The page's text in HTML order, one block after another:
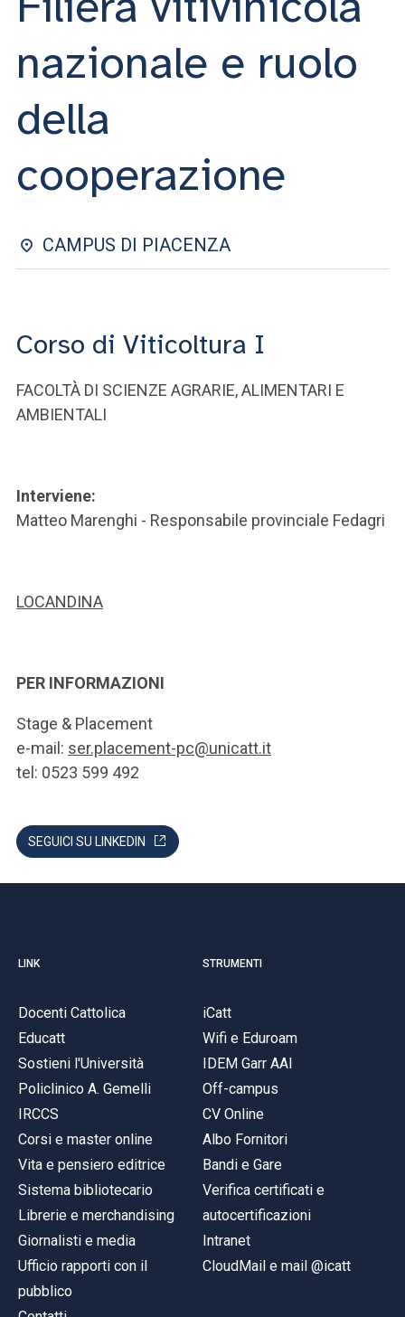
SEI UN DOCENTE O UN MEMBRO DELLO STAFF
nazionale e ruolo
della
cooperazione
CAMPUS DI PIACENZA
Corso di Viticoltura I
FACOLTÀ DI SCIENZE AGRARIE, ALIMENTARI E
AMBIENTALI
Interviene:
Matteo Marenghi - Responsabile provinciale Fedagri
LOCANDINA
PER INFORMAZIONI
Stage & Placement
e-mail: ser.placement-pc@unicatt.it
tel: 0523 599 492
SEGUICI SU LINKEDIN
LINK
Docenti Cattolica
Educatt
Sostieni l'Università
Policlinico A. Gemelli
IRCCS
Corsi e master online
Vita e pensiero editrice
Sistema bibliotecario
Librerie e merchandising
Giornalisti e media
Ufficio rapporti con il
pubblico
STRUMENTI
iCatt
Wifi e Eduroam
IDEM Garr AAI
Off-campus
CV Online
Albo Fornitori
Bandi e Gare
Verifica certificati e
autocertificazioni
Intranet
CloudMail e mail @icatt